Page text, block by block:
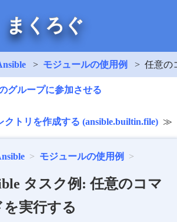
まくろぐ
モジュールの使用例 任意の
グループに参加させる
クトリを作成する (ansible.builtin.file)
モジュールの使用例
タスク例: 任意のコマ
を実行する